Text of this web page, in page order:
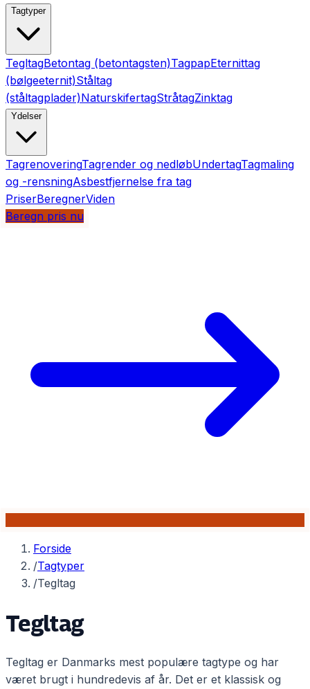
Tagtyper
TegltagBetontag (betontagsten)TagpapEternittag
(bølgeeternit)Ståltag
(ståltagplader)NaturskifertagStråtagZinktag
Ydelser
TagrenoveringTagrender og nedløbUndertagTagmaling
og -rensningAsbestfjernelse fra tag
PriserBeregnerViden
Beregn pris nu
Forside
/Tagtyper
/Tegltag
Tegltag
Tegltag er Danmarks mest populære tagtype og har
været brugt i hundredevis af år. Det er et klassisk og